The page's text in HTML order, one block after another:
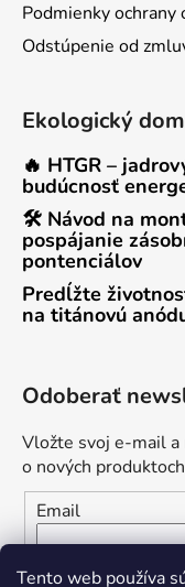
Tento web používa
Podmienky ochrany
Odstúpenie od
Ekologický
🔥 HTGR –
budúcnosť
🛠 Návod na
pospájanie
pontenciálov
Predĺžte
na titánovú
Odoberať
Vložte svoj e-mail a
o nových
Email
Vložením e-